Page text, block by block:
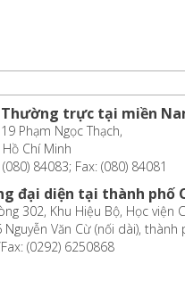
Thường trực tại miền
Phạm Ngọc Thạch,
Chí Minh
84083; Fax: (080) 84081
đại diện tại thành phố
302, Khu Hiệu Bộ, Học viện
Nguyễn Văn Cừ (nối dài), thành
(0292) 6250868